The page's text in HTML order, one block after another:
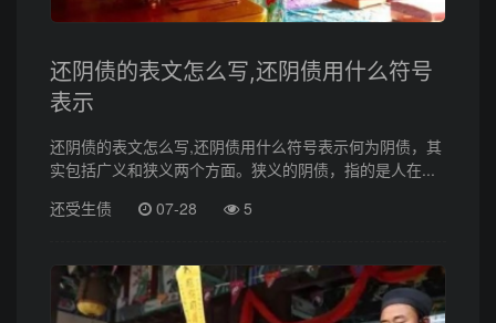
还阴债的表文怎么写,还阴债用什么符号
表示
还阴债的表文怎么写,还阴债用什么符号表示何为阴债，其
实包括广义和狭义两个方面。狭义的阴债，指的是人在...
还受生债
07-28 5